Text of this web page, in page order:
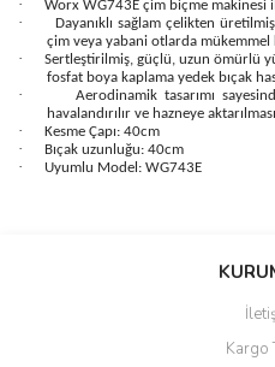
· Worx WG743E çim biçme makinesi
·
Dayanıklı sağlam çelikten
çim veya yabani otlarda mükemmel
·
Sertleştirilmiş, güçlü, uzun ömürlü
fosfat boya kaplama yedek bıçak
·
Aerodinamik tasarımı
havalandırılır ve hazneye
· Kesme Çapı: 40cm
· Bıçak uzunluğu: 40cm
· Uyumlu Model: WG743E
Bu ürüne ilk
Ürün resmi kalitesiz, bozukKargo